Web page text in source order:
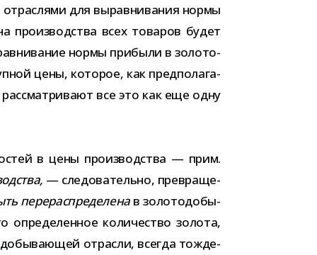
для вырав­ни­ва­ния нормы
про­из­вод­ства всех това­ров будет
нормы при­были в золо­то­
цены, кото­рое, как пред­по­ла­га­
все это как еще одну
в цены про­из­вод­ства — прим.
— сле­до­ва­тельно, пре­вра­ще­
пере­рас­пре­де­лена в золо­то­до­бы­
коли­че­ство золота,
отрасли, все­гда тож­де­